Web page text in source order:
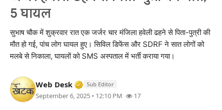
क्राइम
बॉलीवुड
5 घायल
सुभाष चौक में शुक्रवार रात एक जर्जर चार मंजिला हवेली ढहने से पिता-पुत्री की
मौत हो गई, पांच लोग घायल हुए। सिविल डिफेंस और SDRF ने सात लोगों को
मलबे से निकाला, घायलों को SMS अस्पताल में भर्ती कराया गया।
Web Desk Verified Media or Organization • 11
Sub Editor
September 6, 2025 • 12:10 PM 17